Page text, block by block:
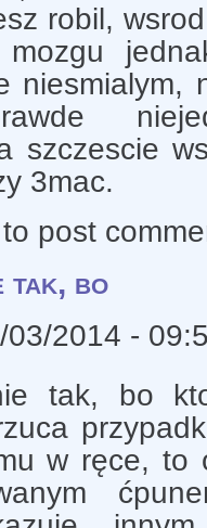
robil,
mozgu
szczescie
3mac.
post
tak, bo
03/2014 -
tak, bo
w ręce, to